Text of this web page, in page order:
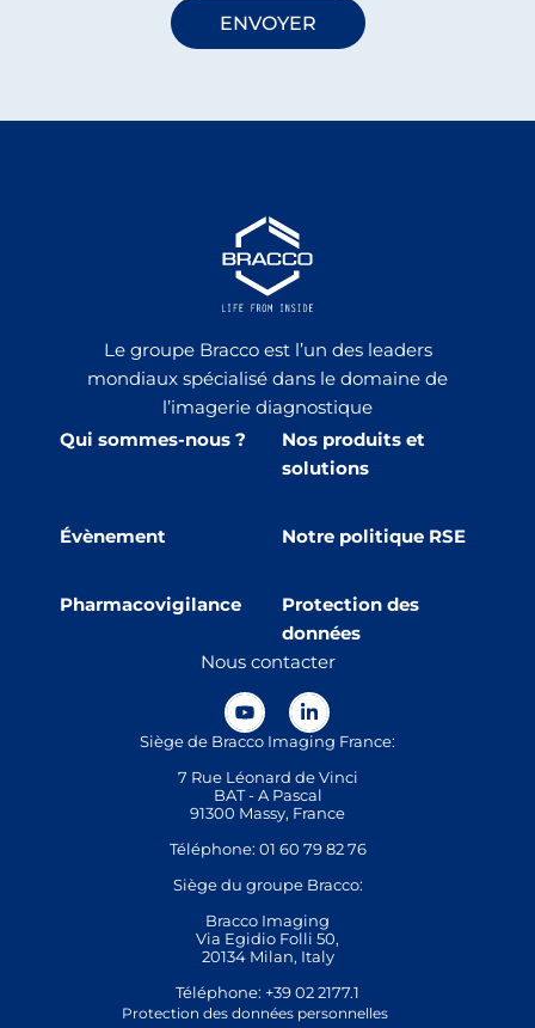
Le groupe Bracco est l’un des leaders
mondiaux spécialisé dans le domaine de
l’imagerie diagnostique
Qui sommes-nous ?
Nos produits et
solutions
Évènement Notre politique RSE
Pharmacovigilance
Protection des
données
Nous contacter
Siège de Bracco Imaging France:
7 Rue Léonard de Vinci
BAT - A Pascal
91300 Massy, France
Téléphone: 01 60 79 82 76
Siège du groupe Bracco:
Bracco Imaging
Via Egidio Folli 50,
20134 Milan, Italy
Téléphone: +39 02 2177.1
Protection des données personnelles